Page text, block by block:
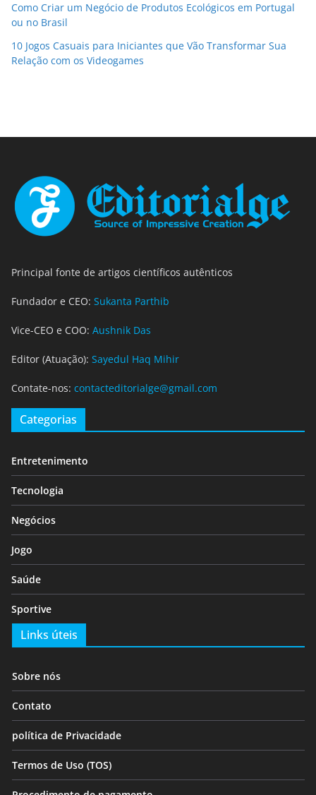
Como Criar um Negócio de Produtos Ecológicos em Portugal
ou no Brasil
10 Jogos Casuais para Iniciantes que Vão Transformar Sua
Relação com os Videogames
Principal fonte de artigos científicos autênticos
Fundador e CEO: Sukanta Parthib
Vice-CEO e COO: Aushnik Das
Editor (Atuação): Sayedul Haq Mihir
Contate-nos: contacteditorialge@gmail.com
Categorias
Entretenimento
Tecnologia
Negócios
Jogo
Saúde
Sportive
Links úteis
Sobre nós
Contato
política de Privacidade
Termos de Uso (TOS)